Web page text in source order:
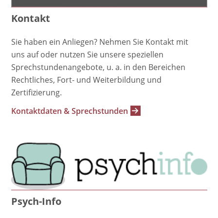
Kontakt
Sie haben ein Anliegen? Nehmen Sie Kontakt mit
uns auf oder nutzen Sie unsere speziellen
Sprechstundenangebote, u. a. in den Bereichen
Rechtliches, Fort- und Weiterbildung und
Zertifizierung.
Kontaktdaten & Sprechstunden
Psych-Info